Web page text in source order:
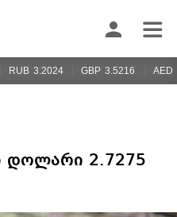
RUB 3.2024 GBP 3.5216 AED
დოლარი 2.7275